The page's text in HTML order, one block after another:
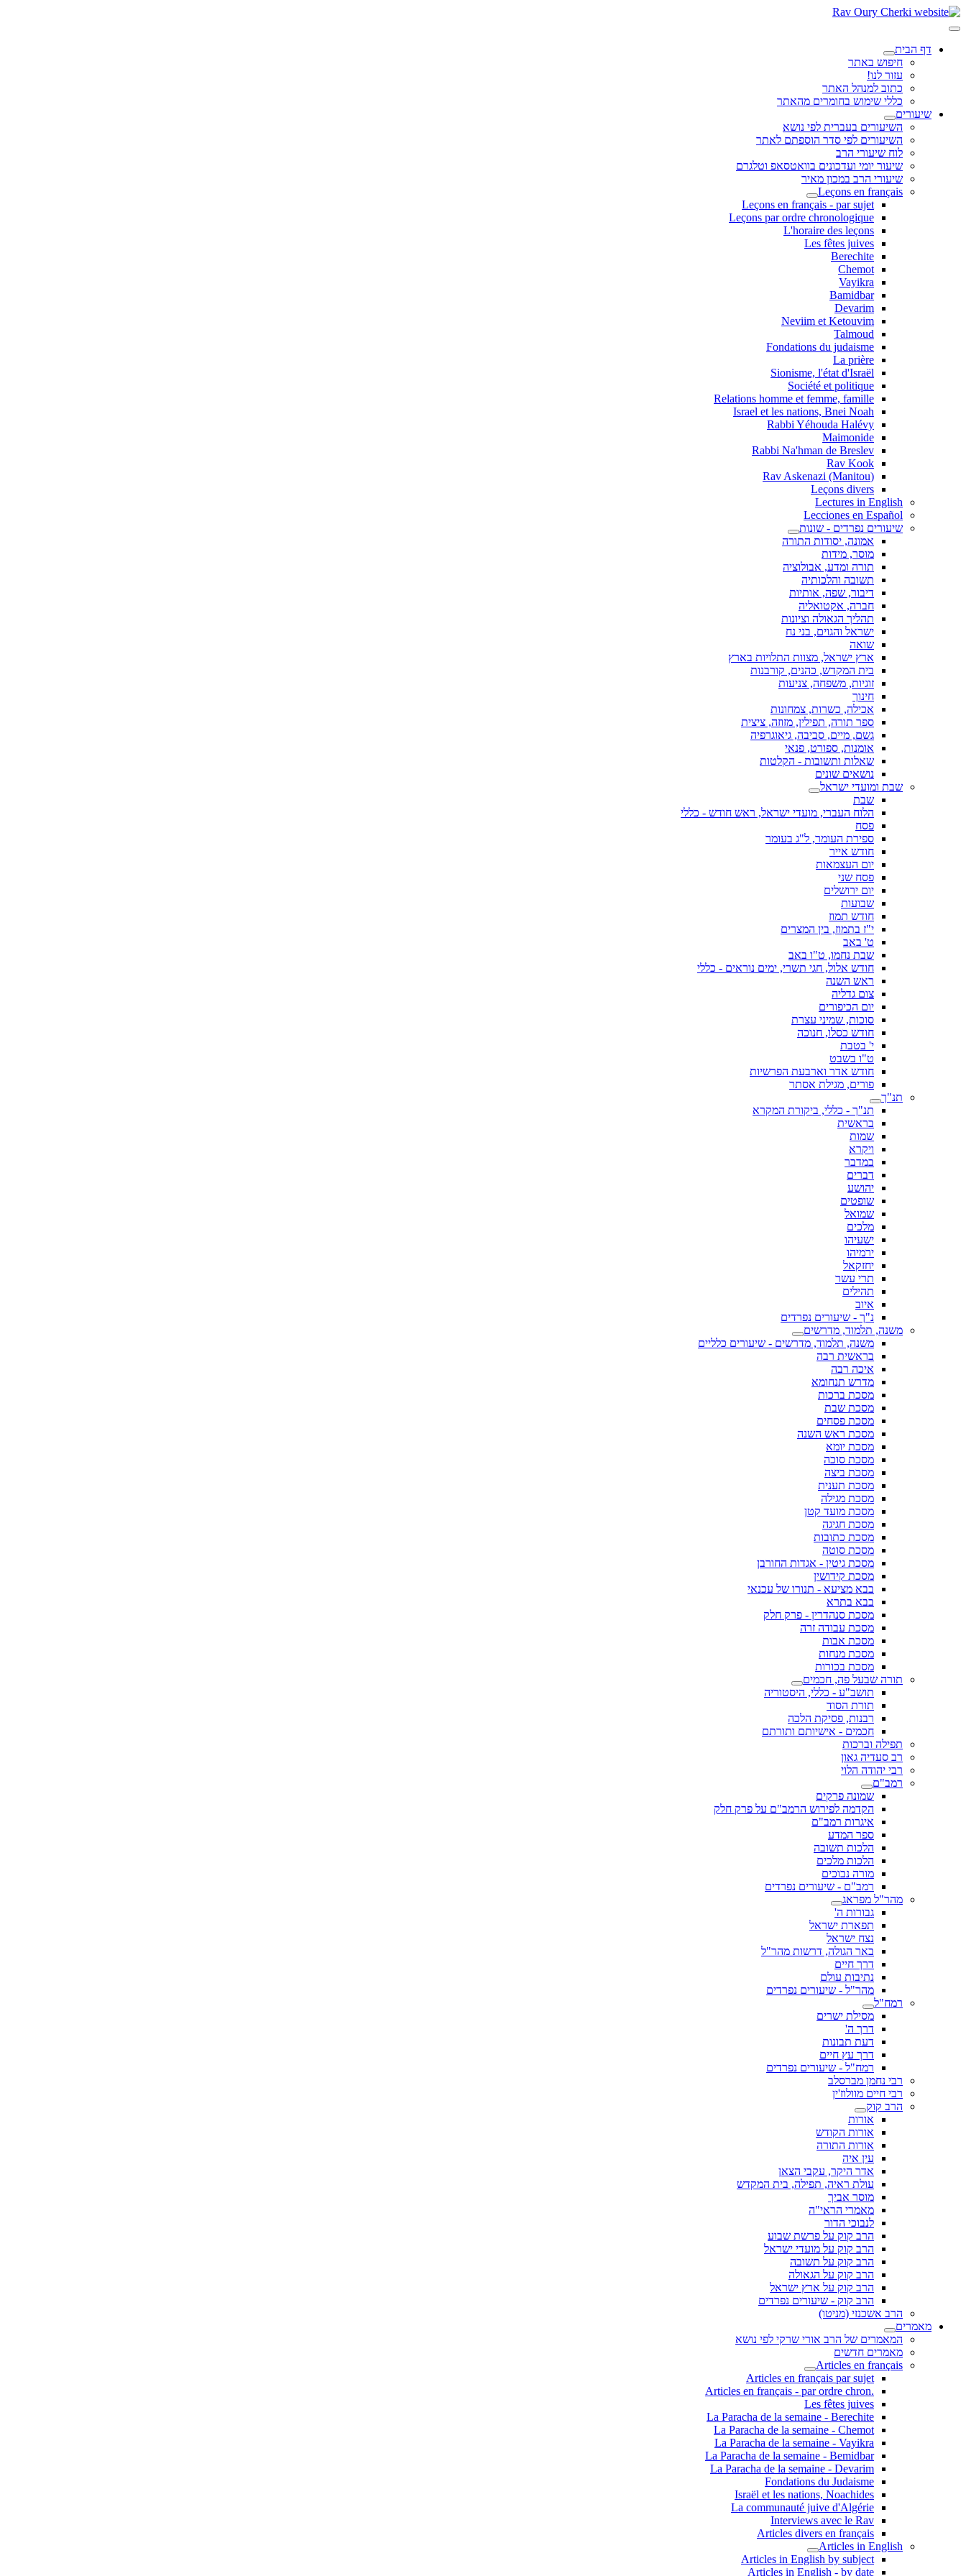
דף הבית
חיפוש באתר
עזור לנו!
כתוב למנהל האתר
כללי שימוש בחומרים מהאתר
שיעורים
השיעורים בעברית לפי נושא
השיעורים לפי סדר הוספתם לאתר
לוח שיעורי הרב
שיעור יומי ועדכונים בוואטסאפ וטלגרם
שיעורי הרב במכון מאיר
Leçons en français
Leçons en français - par sujet
Leçons par ordre chronologique
L'horaire des leçons
Les fêtes juives
Berechite
Chemot
Vayikra
Bamidbar
Devarim
Neviim et Ketouvim
Talmoud
Fondations du judaisme
La prière
Sionisme, l'état d'Israël
Société et politique
Relations homme et femme, famille
Israel et les nations, Bnei Noah
Rabbi Yéhouda Halévy
Maimonide
Rabbi Na'hman de Breslev
Rav Kook
(Rav Askenazi (Manitou
Leçons divers
Lectures in English
Lecciones en Español
שיעורים נפרדים - שונות
אמונה, יסודות התורה
מוסר, מידות
תורה ומדע, אבולוציה
תשובה והלכותיה
דיבור, שפה, אותיות
חברה, אקטואליה
תהליך הגאולה וציונות
ישראל והגוים, בני נח
שואה
ארץ ישראל, מצוות התלויות בארץ
בית המקדש, כהנים, קורבנות
זוגיות, משפחה, צניעות
חינוך
אכילה, כשרות, צמחונות
ספר תורה, תפילין, מזוזה, ציצית
גשם, מיים, סביבה, גיאוגרפיה
אומנות, ספורט, פנאי
שאלות ותשובות - הקלטות
נושאים שונים
שבת ומועדי ישראל
שבת
הלוח העברי, מועדי ישראל, ראש חודש - כללי
פסח
ספירת העומר, ל"ג בעומר
חודש אייר
יום העצמאות
פסח שני
יום ירושלים
שבועות
חודש תמוז
י"ז בתמוז, בין המצרים
ט' באב
שבת נחמו, ט"ו באב
חודש אלול, חגי תשרי, ימים נוראים - כללי
ראש השנה
צום גדליה
יום הכיפורים
סוכות, שמיני עצרת
חודש כסלו, חנוכה
י' בטבת
ט"ו בשבט
חודש אדר וארבעת הפרשיות
פורים, מגילת אסתר
תנ"ך
תנ"ך - כללי, ביקורת המקרא
בראשית
שמות
ויקרא
במדבר
דברים
יהושע
שופטים
שמואל
מלכים
ישעיהו
ירמיהו
יחזקאל
תרי עשר
תהילים
איוב
נ"ך - שיעורים נפרדים
משנה, תלמוד, מדרשים
משנה, תלמוד, מדרשים - שיעורים כלליים
בראשית רבה
איכה רבה
מדרש תנחומא
מסכת ברכות
מסכת שבת
מסכת פסחים
מסכת ראש השנה
מסכת יומא
מסכת סוכה
מסכת ביצה
מסכת תענית
מסכת מגילה
מסכת מועד קטן
מסכת חגיגה
מסכת כתובות
מסכת סוטה
מסכת גיטין - אגדות החורבן
מסכת קידושין
בבא מציעא - תנורו של עכנאי
בבא בתרא
מסכת סנהדרין - פרק חלק
מסכת עבודה זרה
מסכת אבות
מסכת מנחות
מסכת בכורות
תורה שבעל פה, חכמים
תושב"ע - כללי, היסטוריה
תורת הסוד
רבנות, פסיקת הלכה
חכמים - אישיותם ותורתם
תפילה וברכות
רב סעדיה גאון
רבי יהודה הלוי
רמב"ם
שמונה פרקים
הקדמה לפירוש הרמב"ם על פרק חלק
איגרות רמב"ם
ספר המדע
הלכות תשובה
הלכות מלכים
מורה נבוכים
רמב"ם - שיעורים נפרדים
מהר"ל מפראג
גבורות ה'
תפארת ישראל
נצח ישראל
באר הגולה, דרשות מהר"ל
דרך חיים
נתיבות עולם
מהר"ל - שיעורים נפרדים
רמח"ל
מסילת ישרים
דרך ה'
דעת תבונות
דרך עץ חיים
רמח"ל - שיעורים נפרדים
רבי נחמן מברסלב
רבי חיים מוולוז'ין
הרב קוק
אורות
אורות הקודש
אורות התורה
עין איה
אדר היקר, עקבי הצאן
עולת ראיה, תפילה, בית המקדש
מוסר אביך
מאמרי הראי"ה
לנבוכי הדור
הרב קוק על פרשת שבוע
הרב קוק על מועדי ישראל
הרב קוק על תשובה
הרב קוק על הגאולה
הרב קוק על ארץ ישראל
הרב קוק - שיעורים נפרדים
הרב אשכנזי (מניטו)
מאמרים
המאמרים של הרב אורי שרקי לפי נושא
מאמרים חדשים
Articles en français
Articles en français par sujet
.Articles en français - par ordre chron
Les fêtes juives
La Paracha de la semaine - Berechite
La Paracha de la semaine - Chemot
La Paracha de la semaine - Vayikra
La Paracha de la semaine - Bemidbar
La Paracha de la semaine - Devarim
Fondations du Judaisme
Israël et les nations, Noachides
La communauté juive d'Algérie
Interviews avec le Rav
Articles divers en français
Articles in English
Articles in English by subject
Articles in English - by date